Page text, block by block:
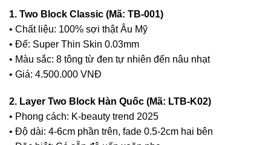
1. Two Block Classic (Mã: TB-001)
• Chất liệu: 100% sợi thật Âu Mỹ
• Đế: Super Thin Skin 0.03mm
• Màu sắc: 8 tông từ đen tự nhiên đến nâu nhạt
• Giá: 4.500.000 VNĐ
2. Layer Two Block Hàn Quốc (Mã: LTB-K02)
• Phong cách: K-beauty trend 2025
• Độ dài: 4-6cm phần trên, fade 0.5-2cm hai bên